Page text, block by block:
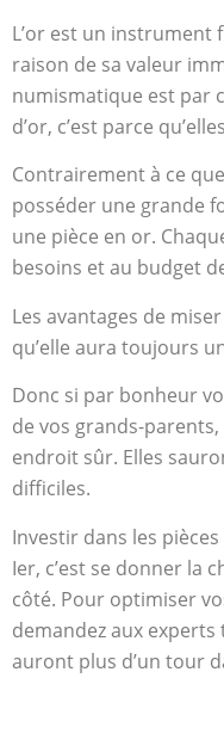
L’or est un instrument
raison de sa valeur
numismatique est par
d’or, c’est parce
Contrairement à ce
posséder une grande
une pièce en or.
besoins et au budget
Les avantages de
qu’elle aura toujours
Donc si par bonheur
de vos grands-
endroit sûr. Elles
difficiles.
Investir dans les
Ier, c’est se donner la
côté. Pour optimiser
demandez aux experts
auront plus d’un tour